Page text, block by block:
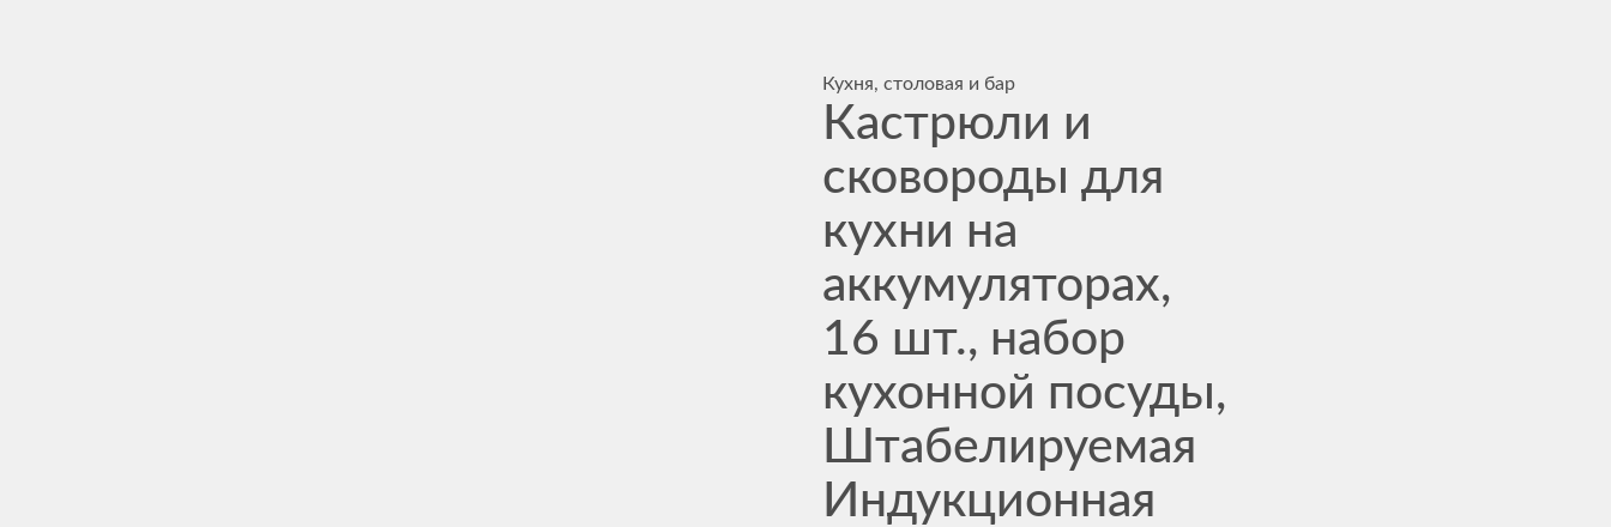
Кухня, столовая и бар
Кастрюли и
сковороды для
кухни на
аккумуляторах,
16 шт., набор
кухонной посуды,
Штабелируемая
Индукционная